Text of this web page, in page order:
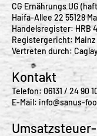
CG Ernährungs UG
Haifa-Allee 22 55128
Handelsregister: HRB
Registergericht: Mainz
Vertreten durch:
Kontakt
Telefon: 06131 / 24 90
E-Mail: info@sanus-